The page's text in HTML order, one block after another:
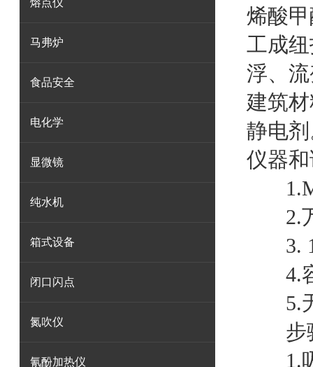
熔点仪
马弗炉
食品安全
电化学
显微镜
纯水机
箱式设备
闭口闪点
氮吹仪
氰酚加热仪
烯酸
工成
浮、
建筑
静电
仪器
2.
3.
4.
5.
步
1.